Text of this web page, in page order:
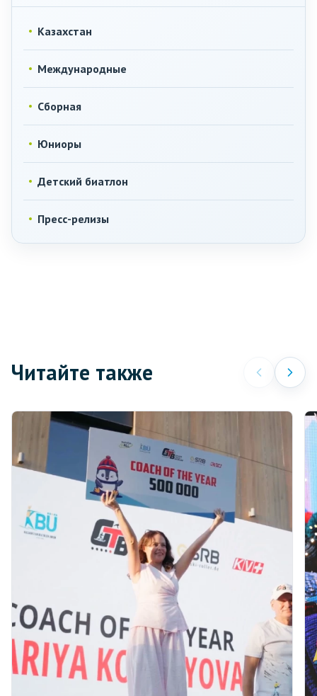
Казахстан
Международные
Сборная
Юниоры
Детский биатлон
Пресс-релизы
Читайте также